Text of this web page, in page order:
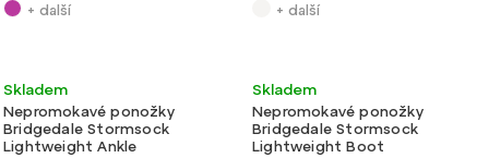
+ další + další
Velmi lehké
Nepromokavé ponožky
Bridgedale Stormsock
Lightweight Ankle
Skladem Velmi lehké
Nepromokavé ponožky
Bridgedale Stormsock
Lightweight Boot
Skladem